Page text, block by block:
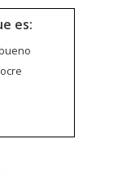
es: